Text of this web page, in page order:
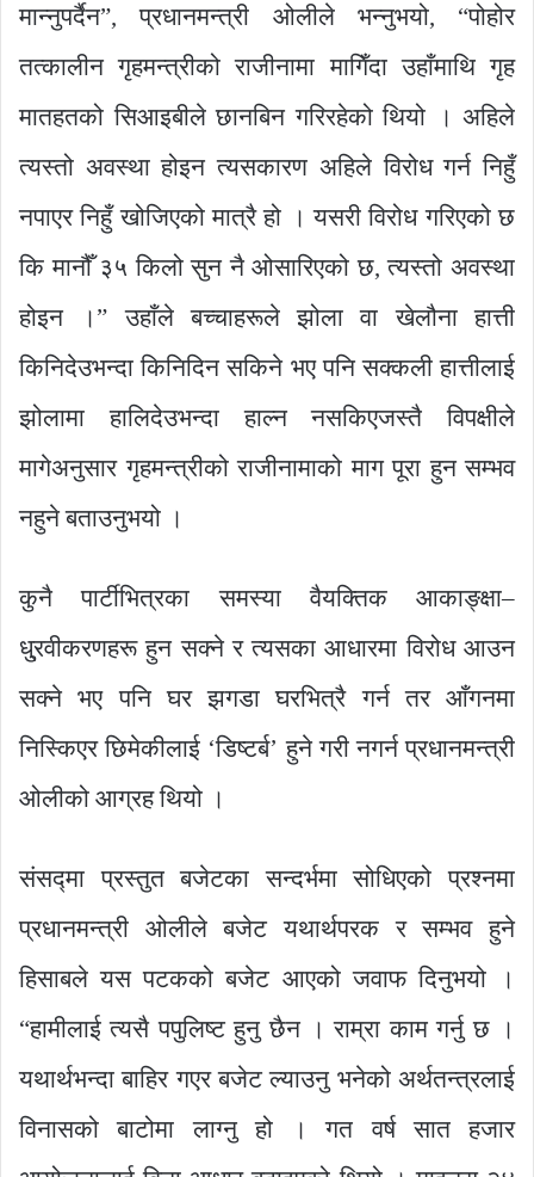
मान्नुपर्दैन”, प्रधानमन्त्री ओलीले भन्नुभयो, “पोहोर
तत्कालीन गृहमन्त्रीको राजीनामा मागिँदा उहाँमाथि गृह
मातहतको सिआइबीले छानबिन गरिरहेको थियो । अहिले
त्यस्तो अवस्था होइन त्यसकारण अहिले विरोध गर्न निहुँ
नपाएर निहुँ खोजिएको मात्रै हो । यसरी विरोध गरिएको छ
कि मानौँ ३५ किलो सुन नै ओसारिएको छ, त्यस्तो अवस्था
होइन ।” उहाँले बच्चाहरूले झोला वा खेलौना हात्ती
किनिदेउभन्दा किनिदिन सकिने भए पनि सक्कली हात्तीलाई
झोलामा हालिदेउभन्दा हाल्न नसकिएजस्तै विपक्षीले
मागेअनुसार गृहमन्त्रीको राजीनामाको माग पूरा हुन सम्भव
नहुने बताउनुभयो ।
कुनै पार्टीभित्रका समस्या वैयक्तिक आकाङ्क्षा–
धु्रवीकरणहरू हुन सक्ने र त्यसका आधारमा विरोध आउन
सक्ने भए पनि घर झगडा घरभित्रै गर्न तर आँगनमा
निस्किएर छिमेकीलाई ‘डिष्टर्ब’ हुने गरी नगर्न प्रधानमन्त्री
ओलीको आग्रह थियो ।
संसद्मा प्रस्तुत बजेटका सन्दर्भमा सोधिएको प्रश्नमा
प्रधानमन्त्री ओलीले बजेट यथार्थपरक र सम्भव हुने
हिसाबले यस पटकको बजेट आएको जवाफ दिनुभयो ।
“हामीलाई त्यसै पपुलिष्ट हुनु छैन । राम्रा काम गर्नु छ ।
यथार्थभन्दा बाहिर गएर बजेट ल्याउनु भनेको अर्थतन्त्रलाई
विनासको बाटोमा लाग्नु हो । गत वर्ष सात हजार